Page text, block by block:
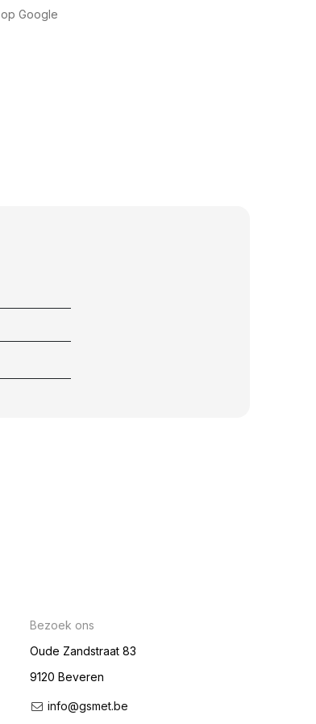
op Google
Bezoek ons
Oude Zandstraat 83
9120 Beveren
info@gsmet.be